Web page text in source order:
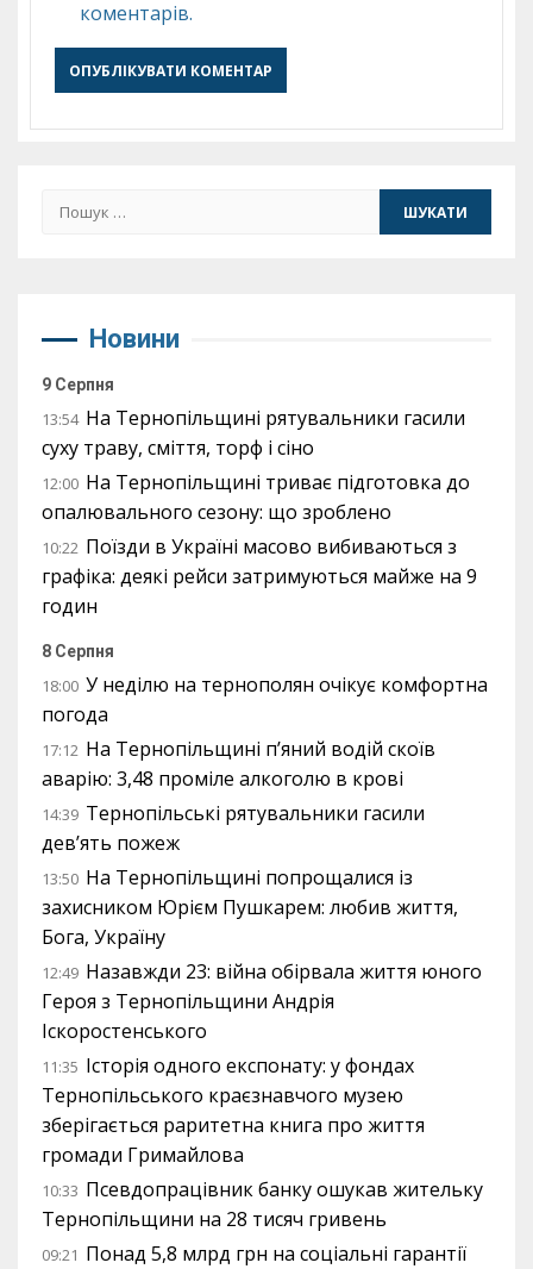
коментарів.
Пошук:
Новини
9 Серпня
13:54 На Тернопільщині рятувальники гасили
суху траву, сміття, торф і сіно
12:00 На Тернопільщині триває підготовка до
опалювального сезону: що зроблено
10:22 Поїзди в Україні масово вибиваються з
графіка: деякі рейси затримуються майже на 9
годин
8 Серпня
18:00 У неділю на тернополян очікує комфортна
погода
17:12 На Тернопільщині п’яний водій скоїв
аварію: 3,48 проміле алкоголю в крові
14:39 Тернопільські рятувальники гасили
дев’ять пожеж
13:50 На Тернопільщині попрощалися із
захисником Юрієм Пушкарем: любив життя,
Бога, Україну
12:49 Назавжди 23: війна обірвала життя юного
Героя з Тернопільщини Андрія
Іскоростенського
11:35 Історія одного експонату: у фондах
Тернопільського краєзнавчого музею
зберігається раритетна книга про життя
громади Гримайлова
10:33 Псевдопрацівник банку ошукав жительку
Тернопільщини на 28 тисяч гривень
09:21 Понад 5,8 млрд грн на соціальні гарантії